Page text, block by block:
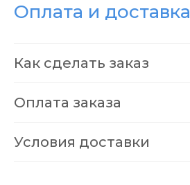
Оплата и доставка
Как сделать заказ
Оплата заказа
Условия доставки